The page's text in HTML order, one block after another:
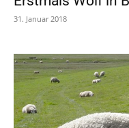
31. Januar 2018